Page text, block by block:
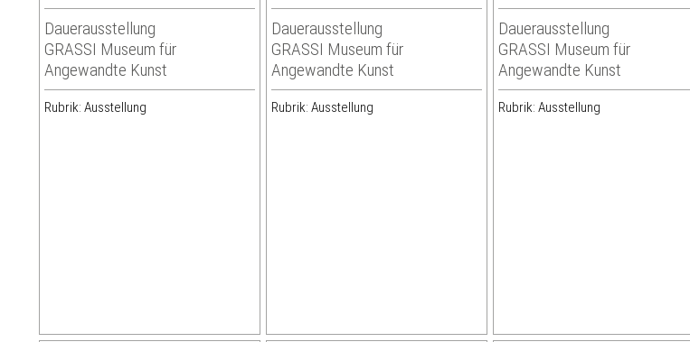
Dauerausstellung
GRASSI Museum für
Angewandte Kunst
Rubrik: Ausstellung
Dauerausstellung
GRASSI Museum für
Angewandte Kunst
Rubrik: Ausstellung
Dauerausstellung
GRASSI Museum für
Angewandte Kunst
Rubrik: Ausstellung